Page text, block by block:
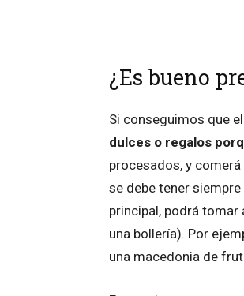
¿Es bueno
Si conseguimos que
dulces o regalos
procesados, y
se debe tener
principal, podrá
una bollería). Por
una macedonia de